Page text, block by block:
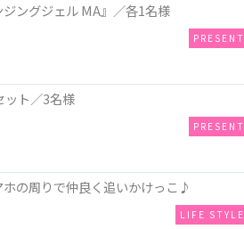
ングジェル MA』／各1名様
PRESENT
ト／3名様
PRESENT
の周りで仲良く追いかけっこ♪
LIFE STYLE